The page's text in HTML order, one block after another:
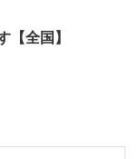
全国】